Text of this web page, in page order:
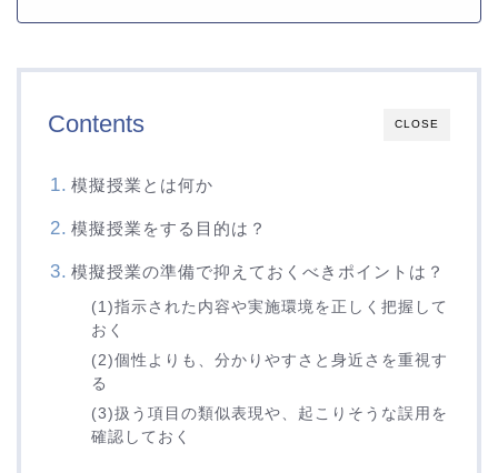
CLOSE
Contents
模擬授業とは何か
模擬授業をする目的は？
模擬授業の準備で抑えておくべきポイントは？
(1)指示された内容や実施環境を正しく把握して
おく
(2)個性よりも、分かりやすさと身近さを重視す
る
(3)扱う項目の類似表現や、起こりそうな誤用を
確認しておく